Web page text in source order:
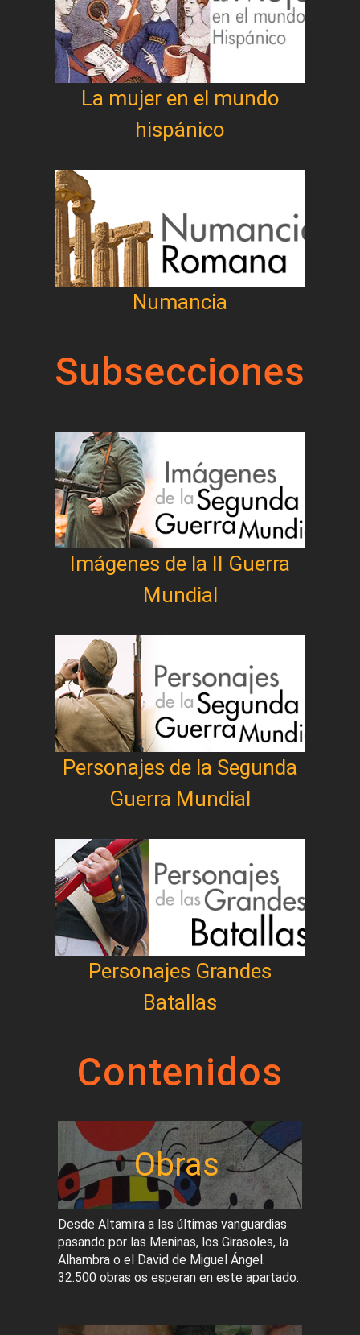
La mujer en el mundo
hispánico
Numancia
Subsecciones
Imágenes de la II Guerra
Mundial
Personajes de la Segunda
Guerra Mundial
Personajes Grandes
Batallas
Contenidos
Obras
Desde Altamira a las últimas vanguardias
pasando por las Meninas, los Girasoles, la
Alhambra o el David de Miguel Ángel.
32.500 obras os esperan en este apartado.